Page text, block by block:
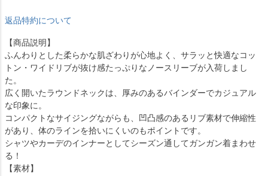
返品特約について
【商品説明】
ふんわりとした柔らかな肌ざわりが心地よく、サラッと快適なコッ
トン・ワイドリブが抜け感たっぷりなノースリーブが入荷しまし
た。
広く開いたラウンドネックは、厚みのあるバインダーでカジュアル
な印象に。
コンパクトなサイジングながらも、凹凸感のあるリブ素材で伸縮性
があり、体のラインを拾いにくいのもポイントです。
シャツやカーデのインナーとしてシーズン通してガンガン着まわせ
る！
【素材】